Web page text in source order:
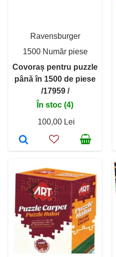
Ravensburger
1500 Număr piese
Covoraș pentru puzzle
până în 1500 de piese
/17959 /
În stoc (4)
100,00 Lei